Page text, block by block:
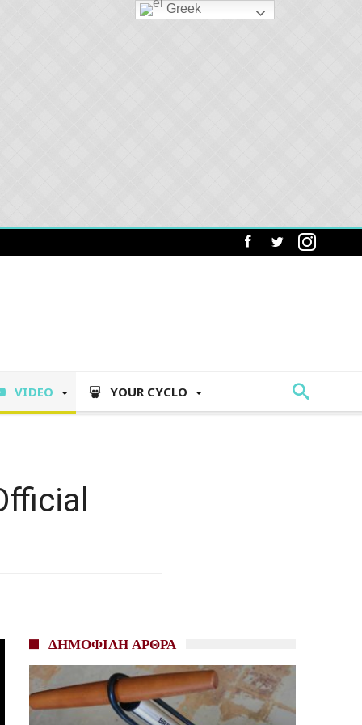
VIDEO YOUR CYCLO
ΔΗΜΟΦΙΛΗ ΑΡΘΡΑ
Greek